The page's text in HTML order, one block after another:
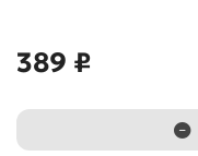
389 ₽